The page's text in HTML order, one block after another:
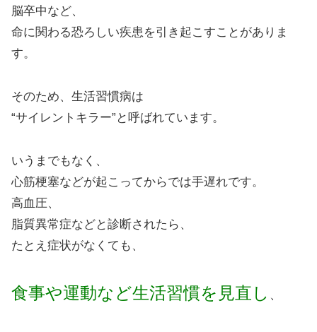
脳卒中など、
命に関わる恐ろしい疾患を引き起こすことがありま
す。
そのため、生活習慣病は
“サイレントキラー”と呼ばれています。
いうまでもなく、
心筋梗塞などが起こってからでは手遅れです。
高血圧、
脂質異常症などと診断されたら、
たとえ症状がなくても、
食事や運動など生活習慣を見直し 、